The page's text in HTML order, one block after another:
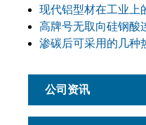
现代铝型材在工业上
高牌号无取向硅钢酸
渗碳后可采用的几种
公司资讯